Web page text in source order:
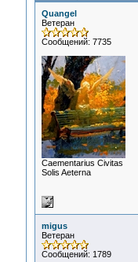
Quangel
Ветеран
Сообщений: 7735
Сaementarius Civitas
Solis Aeterna
migus
Ветеран
Сообщений: 1789